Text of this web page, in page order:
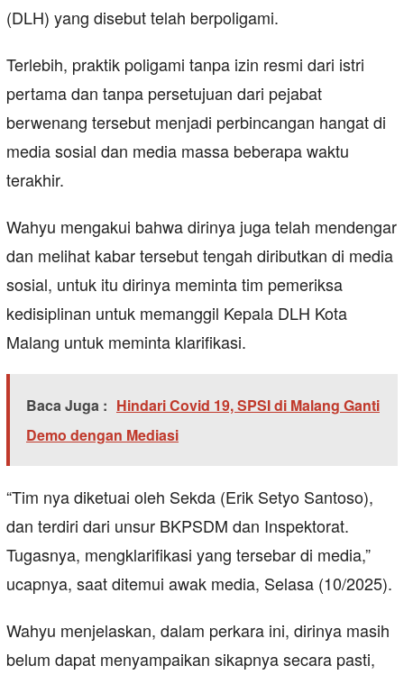
(DLH) yang disebut telah berpoligami.
Terlebih, praktik poligami tanpa izin resmi dari istri
pertama dan tanpa persetujuan dari pejabat
berwenang tersebut menjadi perbincangan hangat di
media sosial dan media massa beberapa waktu
terakhir.
Wahyu mengakui bahwa dirinya juga telah mendengar
dan melihat kabar tersebut tengah diributkan di media
sosial, untuk itu dirinya meminta tim pemeriksa
kedisiplinan untuk memanggil Kepala DLH Kota
Malang untuk meminta klarifikasi.
Baca Juga : Hindari Covid 19, SPSI di Malang Ganti
Demo dengan Mediasi
“Tim nya diketuai oleh Sekda (Erik Setyo Santoso),
dan terdiri dari unsur BKPSDM dan Inspektorat.
Tugasnya, mengklarifikasi yang tersebar di media,”
ucapnya, saat ditemui awak media, Selasa (10/2025).
Wahyu menjelaskan, dalam perkara ini, dirinya masih
belum dapat menyampaikan sikapnya secara pasti,